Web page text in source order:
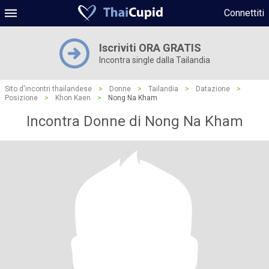
Connettiti
Iscriviti ORA GRATIS
Incontra single dalla Tailandia
Sito d'incontri thailandese > Donne > Tailandia > Datazione
>
Posizione
> Khon Kaen > Nong Na Kham
Incontra Donne di Nong Na Kham